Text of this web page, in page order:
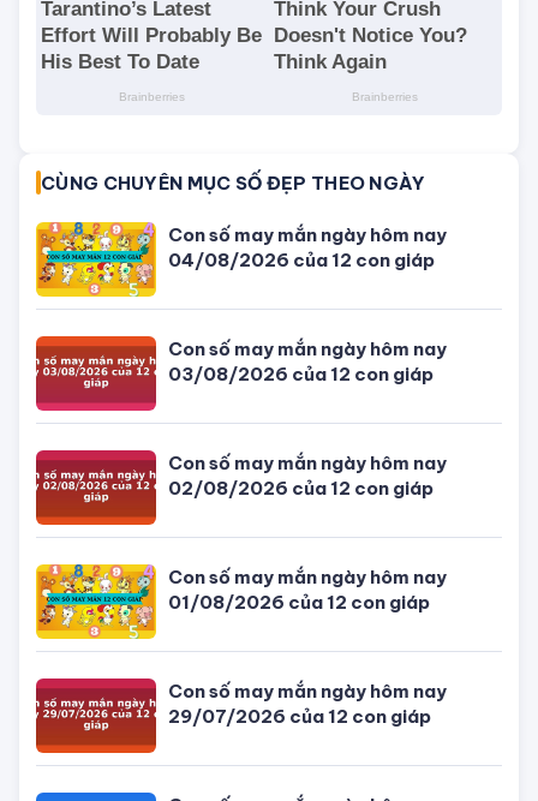
CÙNG CHUYÊN MỤC SỐ ĐẸP THEO NGÀY
Con số may mắn ngày hôm nay
04/08/2026 của 12 con giáp
Con số may mắn ngày hôm nay
03/08/2026 của 12 con giáp
Con số may mắn ngày hôm nay
02/08/2026 của 12 con giáp
Con số may mắn ngày hôm nay
01/08/2026 của 12 con giáp
Con số may mắn ngày hôm nay
29/07/2026 của 12 con giáp